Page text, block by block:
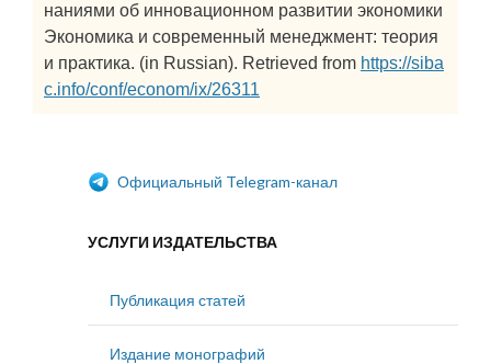
наниями об инновационном развитии экономики
Экономика и современный менеджмент: теория
и практика. (in Russian). Retrieved from https://siba
c.info/conf/econom/ix/26311
Официальный Telegram-канал
УСЛУГИ ИЗДАТЕЛЬСТВА
Публикация статей
Издание монографий